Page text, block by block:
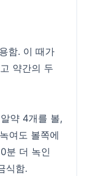
함. 이 때가
약간의 두
약 4개를 볼,
여도 볼쪽에
분 더 녹인
식함.